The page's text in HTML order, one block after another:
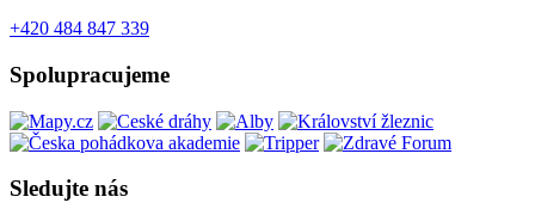
+420 484 847 339
Spolupracujeme
Sledujte nás